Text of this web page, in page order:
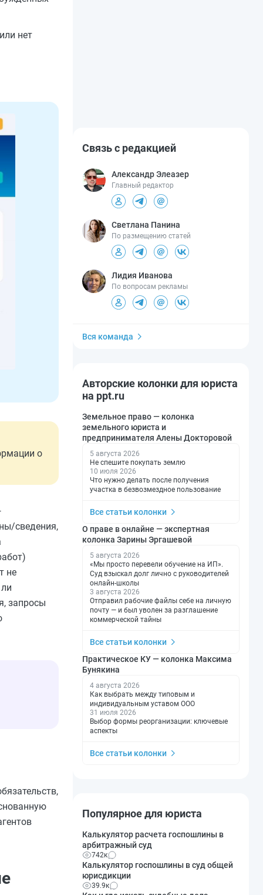
нет
о
сведения,
не
запросы
Связь с редакцией
Александр Элеазер
Главный редактор
Светлана Панина
По размещению статей
Лидия Иванова
По вопросам рекламы
Вся команда
Авторские колонки для юриста
на ppt.ru
Земельное право — колонка
земельного юриста и
предпринимателя Алены Докторовой
5 августа 2026
Не спешите покупать землю
10 июля 2026
Что нужно делать после получения
участка в безвозмездное пользование
Все статьи колонки
О праве в онлайне — экспертная
колонка Зарины Эргашевой
5 августа 2026
«Мы просто перевели обучение на ИП».
Суд взыскал долг лично с руководителей
онлайн-школы
3 августа 2026
Отправил рабочие файлы себе на личную
почту — и был уволен за разглашение
коммерческой тайны
Все статьи колонки
Практическое КУ — колонка Максима
Бунякина
4 августа 2026
Как выбрать между типовым и
индивидуальным уставом ООО
31 июля 2026
Выбор формы реорганизации: ключевые
аспекты
Все статьи колонки
Популярное для юриста
Калькулятор расчета госпошлины в
арбитражный суд
742к
Калькулятор госпошлины в суд общей
юрисдикции
39.9к